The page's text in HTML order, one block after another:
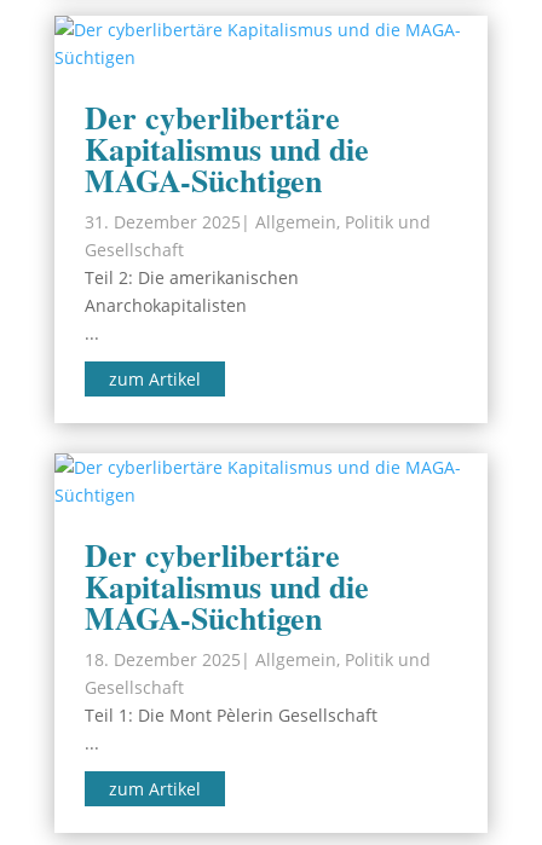
Der cyberlibertäre
Kapitalismus und die
MAGA-Süchtigen
31. Dezember 2025 | Allgemein, Politik und
Gesellschaft
Teil 2: Die amerikanischen
Anarchokapitalisten
...
zum Artikel
Der cyberlibertäre
Kapitalismus und die
MAGA-Süchtigen
18. Dezember 2025 | Allgemein, Politik und
Gesellschaft
Teil 1: Die Mont Pèlerin Gesellschaft
...
zum Artikel